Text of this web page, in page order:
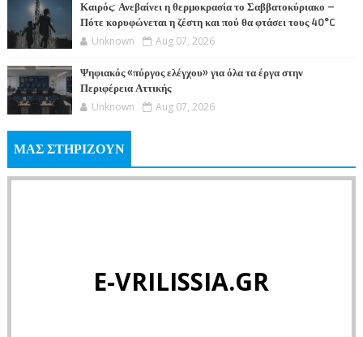
Καιρός: Ανεβαίνει η θερμοκρασία το Σαββατοκύριακο –
Πότε κορυφώνεται η ζέστη και πού θα φτάσει τους 40°C
Unknown Aug 07, 2026
Ψηφιακός «πύργος ελέγχου» για όλα τα έργα στην
Περιφέρεια Αττικής
Unknown Aug 07, 2026
ΜΑΣ ΣΤΗΡΙΖΟΥΝ
E-VRILISSIA.GR